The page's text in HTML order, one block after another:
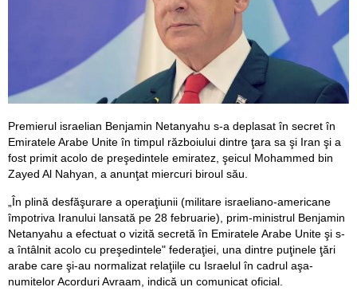
Premierul israelian Benjamin Netanyahu s-a deplasat în secret în
Emiratele Arabe Unite în timpul războiului dintre ţara sa şi Iran şi a
fost primit acolo de preşedintele emiratez, şeicul Mohammed bin
Zayed Al Nahyan, a anunţat miercuri biroul său.
„În plină desfăşurare a operaţiunii (militare israeliano-americane
împotriva Iranului lansată pe 28 februarie), prim-ministrul Benjamin
Netanyahu a efectuat o vizită secretă în Emiratele Arabe Unite şi s-
a întâlnit acolo cu preşedintele" federaţiei, una dintre puţinele ţări
arabe care şi-au normalizat relaţiile cu Israelul în cadrul aşa-
numitelor Acorduri Avraam, indică un comunicat oficial.